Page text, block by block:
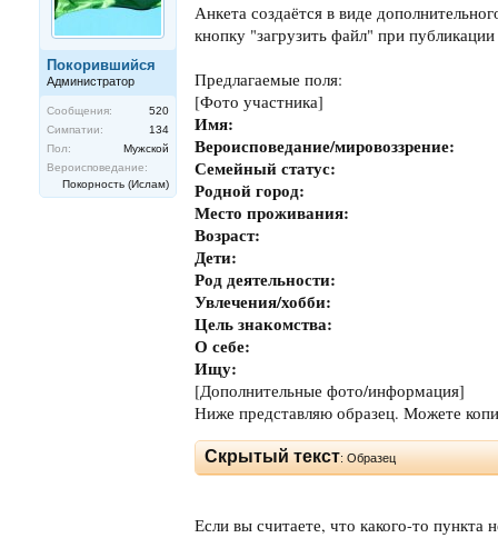
Покорившийся
Администратор
Сообщения:
520
Симпатии:
134
Пол:
Мужской
Вероисповедание:
Покорность (Ислам)
Анкета создаётся в виде
кнопку "загрузить файл" при
Предлагаемые поля:
[Фото участника]
Имя:
Вероисповедание/мировоззрение:
Семейный статус:
Родной город:
Место проживания:
Возраст:
Дети:
Род деятельности:
Увлечения/хобби:
Цель знакомства:
О себе:
Ищу:
[Дополнительные фото/информация]
Ниже представляю образец. Можете
Скрытый текст: Образец
Если вы считаете, что какого-то пункта